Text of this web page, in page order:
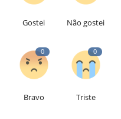
Gostei Não gostei
0
Bravo
0
Triste